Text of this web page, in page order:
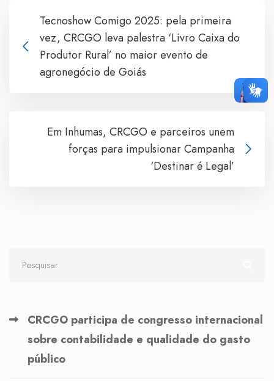
Tecnoshow Comigo 2025: pela primeira
vez, CRCGO leva palestra ‘Livro Caixa do
Produtor Rural’ no maior evento de
agronegócio de Goiás
Em Inhumas, CRCGO e parceiros unem
forças para impulsionar Campanha
‘Destinar é Legal’
CRCGO participa de congresso internacional
sobre contabilidade e qualidade do gasto
público